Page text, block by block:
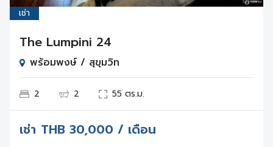
เช่า
The Lumpini 24
พร้อมพงษ์ / สุขุมวิท
2 2 55 ตร.ม.
เช่า THB 30,000 / เดือน